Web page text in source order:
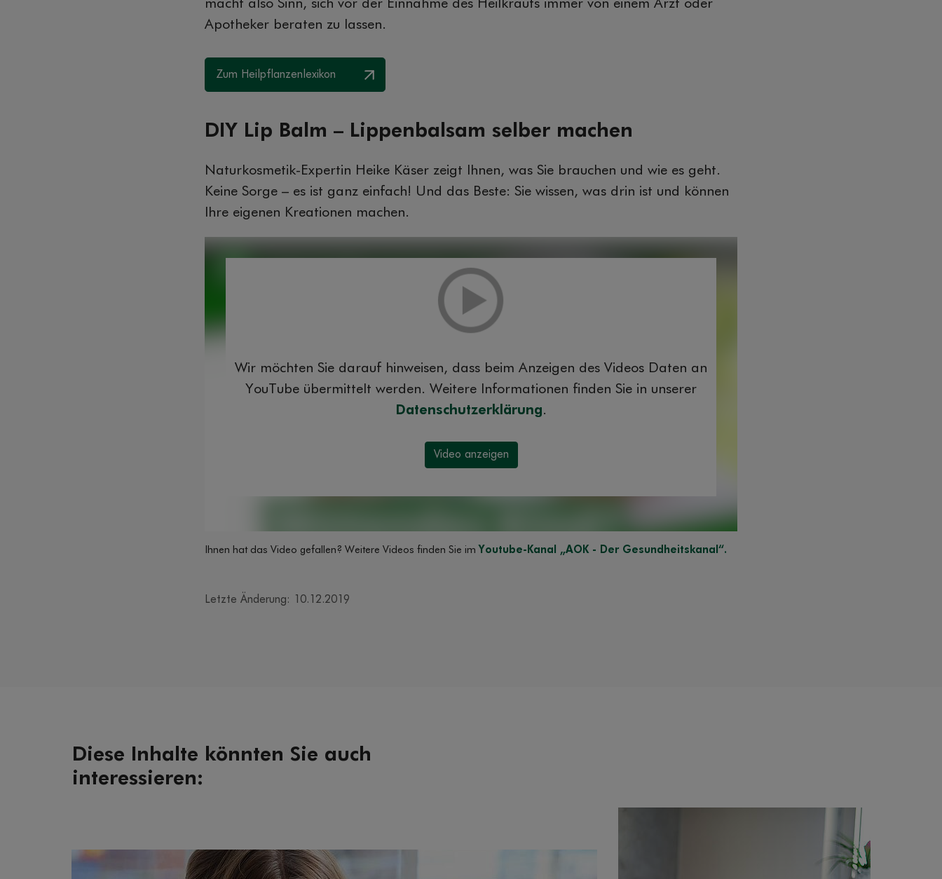
macht also Sinn, sich vor der Einnahme des Heilkrauts immer von einem Arzt oder
Apotheker beraten zu lassen.
Zum Heilpflanzenlexikon
DIY Lip Balm – Lippenbalsam selber machen
Naturkosmetik-Expertin Heike Käser zeigt Ihnen, was Sie brauchen und wie es geht.
Keine Sorge – es ist ganz einfach! Und das Beste: Sie wissen, was drin ist und können
Ihre eigenen Kreationen machen.
Wir möchten Sie darauf hinweisen, dass beim Anzeigen des Videos Daten an
YouTube übermittelt werden. Weitere Informationen finden Sie in unserer
Datenschutzerklärung.
Ihnen hat das Video gefallen? Weitere Videos finden Sie im Youtube-Kanal „AOK - Der Gesundheitskanal“.
Letzte Änderung: 10.12.2019
Diese Inhalte könnten Sie auch
interessieren: